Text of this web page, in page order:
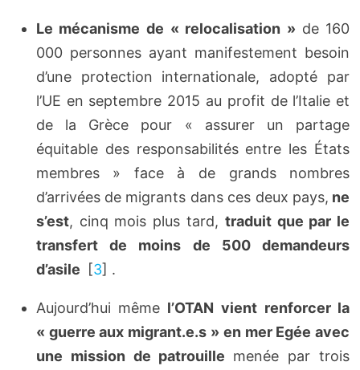
Le mécanisme de « relocalisation » de 160
000 personnes ayant manifestement besoin
d’une protection internationale, adopté par
l’UE en septembre 2015 au profit de l’Italie et
de la Grèce pour « assurer un partage
équitable des responsabilités entre les États
membres » face à de grands nombres
d’arrivées de migrants dans ces deux pays, ne
s’est, cinq mois plus tard, traduit que par le
transfert de moins de 500 demandeurs
d’asile
[3] .
Aujourd’hui même l’OTAN vient renforcer la
« guerre aux migrant.e.s » en mer Egée avec
une mission de patrouille menée par trois